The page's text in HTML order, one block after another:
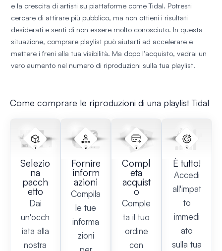
e la crescita di artisti su piattaforme come Tidal. Potresti
cercare di attirare più pubblico, ma non ottieni i risultati
desiderati e senti di non essere molto conosciuto. In questa
situazione, comprare playlist può aiutarti ad accelerare e
mettere i freni alla tua visibilità. Ma dopo l'acquisto, vedrai un
vero aumento nel numero di riproduzioni sulla tua playlist.
Come comprare le riproduzioni di una playlist Tidal
Selezio
na
pacch
etto
Dai
un'occh
iata alla
nostra
Fornire
inform
azioni
Compila
le tue
informa
zioni
Compl
eta
acquist
o
Comple
ta il tuo
ordine
con
È tutto!
Accedi
all'impat
to
immedi
ato
sulla tua